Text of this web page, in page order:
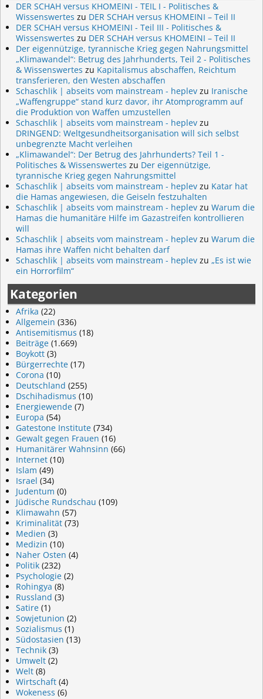
DER SCHAH versus KHOMEINI - TEIL I - Politisches &
Wissenswertes zu DER SCHAH versus KHOMEINI – Teil II
DER SCHAH versus KHOMEINI - Teil III - Politisches &
Wissenswertes zu DER SCHAH versus KHOMEINI – Teil II
Der eigennützige, tyrannische Krieg gegen Nahrungsmittel
„Klimawandel“: Betrug des Jahrhunderts, Teil 2 - Politisches
& Wissenswertes zu Kapitalismus abschaffen, Reichtum
transferieren, den Westen abschaffen
Schaschlik | abseits vom mainstream - heplev zu Iranische
„Waffengruppe“ stand kurz davor, ihr Atomprogramm auf
die Produktion von Waffen umzustellen
Schaschlik | abseits vom mainstream - heplev zu
DRINGEND: Weltgesundheitsorganisation will sich selbst
unbegrenzte Macht verleihen
„Klimawandel“: Der Betrug des Jahrhunderts? Teil 1 -
Politisches & Wissenswertes zu Der eigennützige,
tyrannische Krieg gegen Nahrungsmittel
Schaschlik | abseits vom mainstream - heplev zu Katar hat
die Hamas angewiesen, die Geiseln festzuhalten
Schaschlik | abseits vom mainstream - heplev zu Warum die
Hamas die humanitäre Hilfe im Gazastreifen kontrollieren
will
Schaschlik | abseits vom mainstream - heplev zu Warum die
Hamas ihre Waffen nicht behalten darf
Schaschlik | abseits vom mainstream - heplev zu „Es ist wie
ein Horrorfilm“
Kategorien
Afrika (22)
Allgemein (336)
Antisemitismus (18)
Beiträge (1.669)
Boykott (3)
Bürgerrechte (17)
Corona (10)
Deutschland (255)
Dschihadismus (10)
Energiewende (7)
Europa (54)
Gatestone Institute (734)
Gewalt gegen Frauen (16)
Humanitärer Wahnsinn (66)
Internet (10)
Islam (49)
Israel (34)
Judentum (0)
Jüdische Rundschau (109)
Klimawahn (57)
Kriminalität (73)
Medien (3)
Medizin (10)
Naher Osten (4)
Politik (232)
Psychologie (2)
Rohingya (8)
Russland (3)
Satire (1)
Sowjetunion (2)
Sozialismus (1)
Südostasien (13)
Technik (3)
Umwelt (2)
Welt (8)
Wirtschaft (4)
Wokeness (6)